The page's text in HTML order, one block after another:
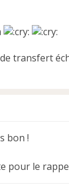
transfert
bon !
pour le